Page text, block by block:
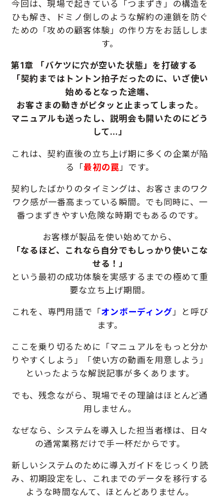
今回は、現場で起きている「つまずき」の構造を
ひも解き、
ドミノ倒しのような解約の連鎖を防ぐ
ための「攻めの顧客体験」の作り方をお話ししま
す。
第1章 「バケツに穴が空いた状態」を打破する
「契約まではトントン拍子だったのに、いざ使い
始めるとなった途端、
お客さまの動きがピタッと止まってしまった。
マニュアルも送ったし、説明会も開いたのにどう
して…」
これは、契約直後の立ち上げ期に多くの企業が陥
る「最初の罠 」です。
契約したばかりのタイミングは、お客さまのワク
ワク感が一番高まっている瞬間。でも同時に、一
番つまずきやすい危険な時期でもあるのです。
お客様が製品を使い始めてから、
「なるほど、これなら自分でもしっかり使いこな
せる！」
という最初の成功体験を実感するまでの極めて重
要な立ち上げ期間。
これを、専門用語で「オンボーディング」と呼び
ます。
ここを乗り切るために「マニュアルをもっと分か
りやすくしよう」「使い方の動画を用意しよう」
といったような解説記事が多くあります。
でも、残念ながら、現場でその理論はほとんど通
用しません。
なぜなら、システムを導入した担当者様は、
日々
の通常業務だけで手一杯だからです。
新しいシステムのために導入ガイドをじっくり読
み、初期設定をし、
これまでのデータを移行する
ような時間なんて、ほとんどありません。